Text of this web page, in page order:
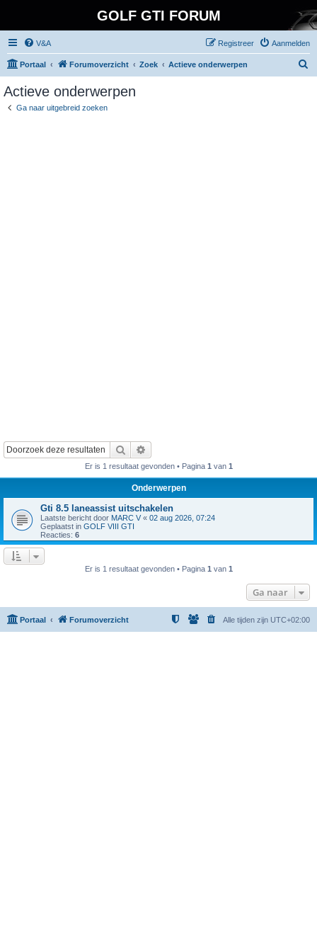
GOLF GTI FORUM
V&A Aanmelden
Registreer
Portaal Forumoverzicht Zoek Actieve onderwerpen
Actieve onderwerpen
Ga naar uitgebreid zoeken
Zoek
Er is 1 resultaat gevonden • Pagina 1 van 1
Onderwerpen
Gti 8.5 laneassist uitschakelen
Laatste bericht door MARC V « 02 aug 2026, 07:24
Geplaatst in GOLF VIII GTI
Reacties: 6
Er is 1 resultaat gevonden • Pagina 1 van 1
Ga naar
Portaal Forumoverzicht Alle tijden zijn UTC+02:00